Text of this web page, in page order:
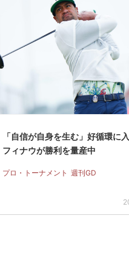
「自信が自身を生む」好循環に
フィナウが勝利を量産中
プロ・トーナメント 週刊GD